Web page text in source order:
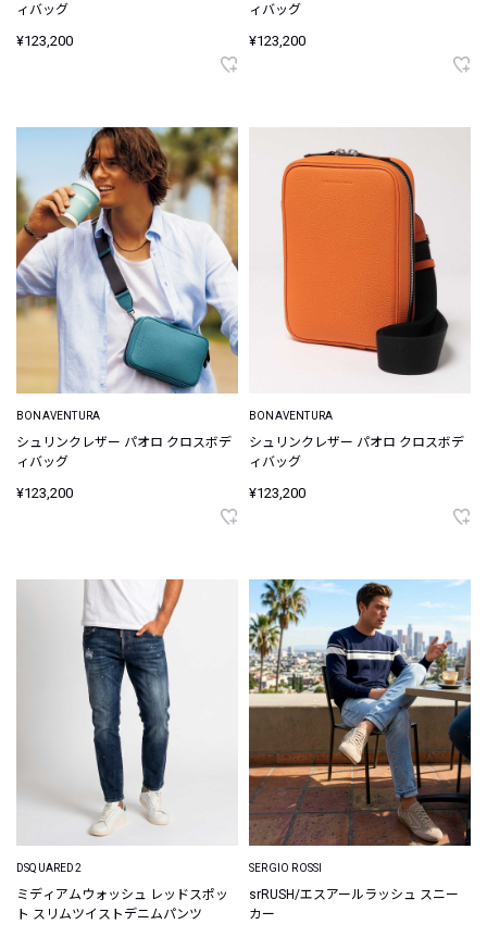
ィバッグ
¥123,200
ィバッグ
¥123,200
BONAVENTURA
シュリンクレザー パオロ クロスボデ
ィバッグ
¥123,200
BONAVENTURA
シュリンクレザー パオロ クロスボデ
ィバッグ
¥123,200
DSQUARED2
ミディアムウォッシュ レッドスポッ
ト スリムツイストデニムパンツ
SERGIO ROSSI
srRUSH/エスアールラッシュ スニー
カー